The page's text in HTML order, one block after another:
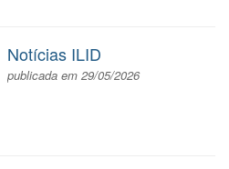
Notícias ILID
publicada em 29/05/2026